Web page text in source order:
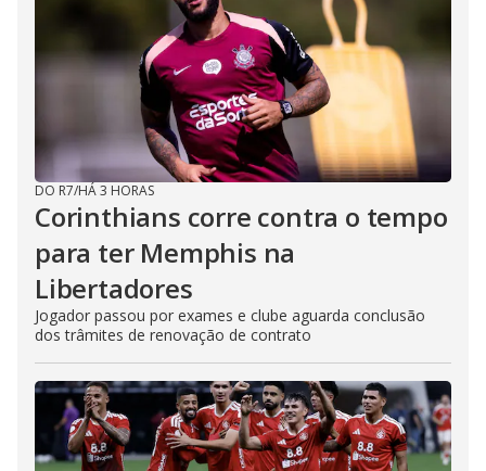
DO R7/HÁ 3 HORAS
Corinthians corre contra o tempo
para ter Memphis na
Libertadores
Jogador passou por exames e clube aguarda conclusão
dos trâmites de renovação de contrato